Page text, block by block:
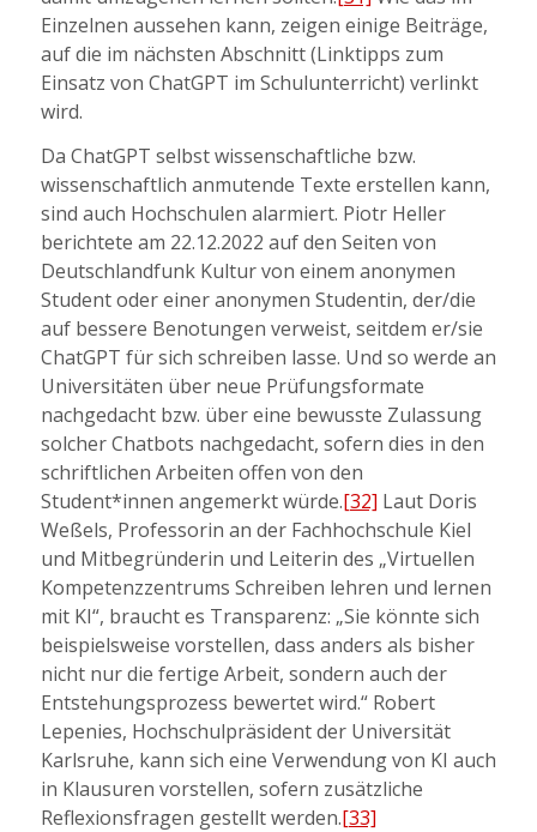
Einzelnen aussehen kann, zeigen einige Beiträge,
auf die im nächsten Abschnitt (Linktipps zum
Einsatz von ChatGPT im Schulunterricht) verlinkt
wird.
Da ChatGPT selbst wissenschaftliche bzw.
wissenschaftlich anmutende Texte erstellen kann,
sind auch Hochschulen alarmiert. Piotr Heller
berichtete am 22.12.2022 auf den Seiten von
Deutschlandfunk Kultur von einem anonymen
Student oder einer anonymen Studentin, der/die
auf bessere Benotungen verweist, seitdem er/sie
ChatGPT für sich schreiben lasse. Und so werde an
Universitäten über neue Prüfungsformate
nachgedacht bzw. über eine bewusste Zulassung
solcher Chatbots nachgedacht, sofern dies in den
schriftlichen Arbeiten offen von den
Student*innen angemerkt würde.[32] Laut Doris
Weßels, Professorin an der Fachhochschule Kiel
und Mitbegründerin und Leiterin des „Virtuellen
Kompetenzzentrums Schreiben lehren und lernen
mit KI“, braucht es Transparenz: „Sie könnte sich
beispielsweise vorstellen, dass anders als bisher
nicht nur die fertige Arbeit, sondern auch der
Entstehungsprozess bewertet wird.“ Robert
Lepenies, Hochschulpräsident der Universität
Karlsruhe, kann sich eine Verwendung von KI auch
in Klausuren vorstellen, sofern zusätzliche
Reflexionsfragen gestellt werden.[33]